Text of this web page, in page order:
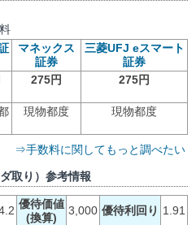
マネックス
証券
三菱UFJ eスマート
証券
275円 275円
現物都度 現物都度
⇒手数料に関してもっと調べたい
取り）参考情報
優待価値
(換算)
3,000 優待利回り 1.91